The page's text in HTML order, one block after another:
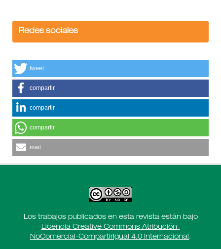
Redes sociales
tweet
compartir
compartir
compartir
mail
Los trabajos publicados en esta revista están bajo
Licencia Creative Commons Atribución-
NoComercial-CompartirIgual 4.0 Internacional .